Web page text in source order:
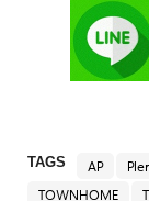
TAGS AP
TOWNHOME